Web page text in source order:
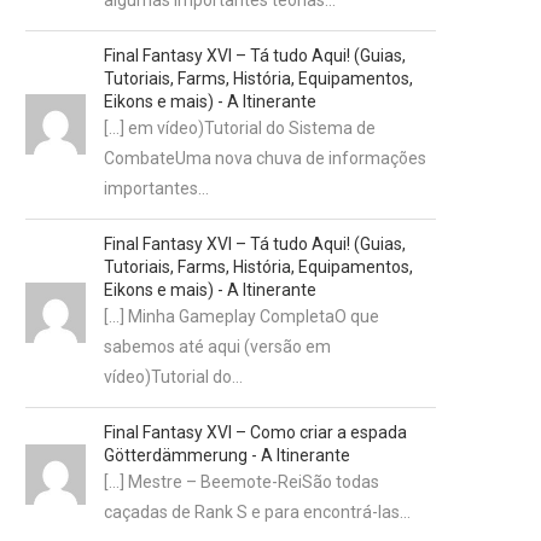
Final Fantasy XVI – Tá tudo Aqui! (Guias,
Tutoriais, Farms, História, Equipamentos,
Eikons e mais) - A Itinerante
[…] em vídeo)Tutorial do Sistema de
CombateUma nova chuva de informações
importantes…
Final Fantasy XVI – Tá tudo Aqui! (Guias,
Tutoriais, Farms, História, Equipamentos,
Eikons e mais) - A Itinerante
[…] Minha Gameplay CompletaO que
sabemos até aqui (versão em
vídeo)Tutorial do…
Final Fantasy XVI – Como criar a espada
Götterdämmerung - A Itinerante
[…] Mestre – Beemote-ReiSão todas
caçadas de Rank S e para encontrá-las…